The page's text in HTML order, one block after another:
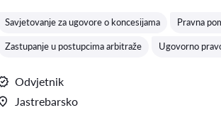
Savjetovanje za ugovore o koncesijama Pravna
Zastupanje u postupcima arbitraže Ugovorno
Odvjetnik
Jastrebarsko